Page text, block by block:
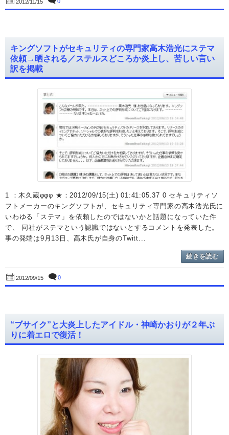
2012/11/15
キングソフトがセキュリティの専門家高木浩光にステマ
依頼→晒される／ステルスどころか炎上し、苦しい言い
訳を掲載
1 ：木久蔵φφφ ★：2012/09/15(土) 01:41:05.37 0 セキュリティソ
フトメーカーのキングソフトが、セキュリティ専門家の高木浩光氏に
いわゆる「ステマ」を依頼したのではないかと話題になっていた件
で、 同社がステマという認識ではないとするコメントを発表した。
事の発端は9月13日、高木氏が自身のTwitt...
続きを読む
2012/09/15 0
“ブサイク”と大炎上したアイドル・神崎かおりが２年ぶ
りに着エロで復活！